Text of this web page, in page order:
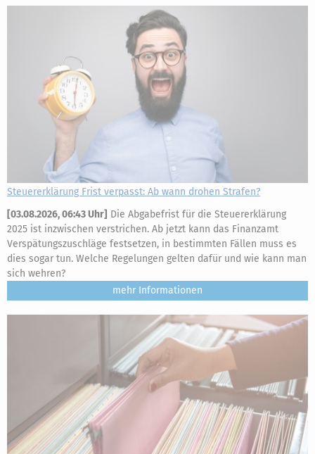
Steuererklärung Frist verpasst: Ab wann drohen Strafen?
[03.08.2026, 06:43 Uhr] Die Abgabefrist für die Steuererklärung
2025 ist inzwischen verstrichen. Ab jetzt kann das Finanzamt
Verspätungszuschläge festsetzen, in bestimmten Fällen muss es
dies sogar tun. Welche Regelungen gelten dafür und wie kann man
sich wehren?
mehr